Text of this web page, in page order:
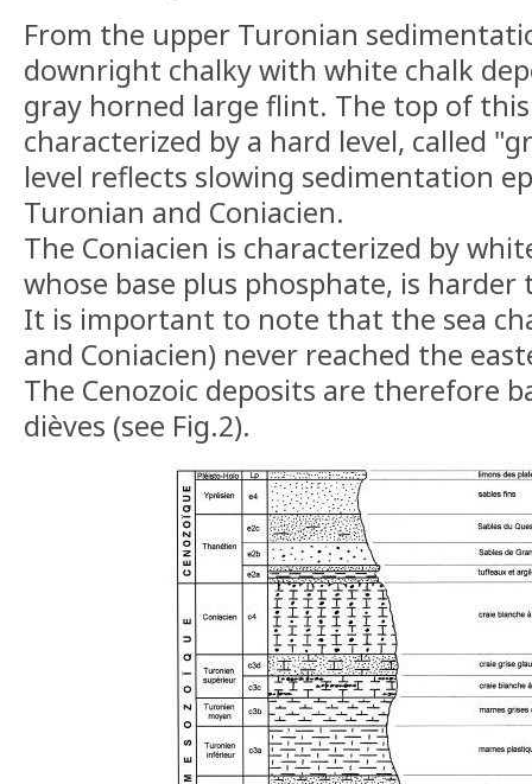
From the upper Turonian
downright chalky with white chalk
gray horned large flint. The top of
characterized by a hard level, called
level reflects slowing sedimentation
Turonian and Coniacien.
The Coniacien is characterized by
whose base plus phosphate, is
It is important to note that the sea
and Coniacien) never reached the
The Cenozoic deposits are therefore
dièves (see Fig.2).